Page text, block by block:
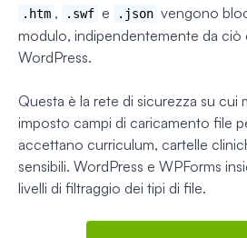
.htm , .swf e .json vengono
modulo, indipendentemente da
WordPress.
Questa è la rete di sicurezza su cui
imposto campi di caricamento file
accettano curriculum, cartelle
sensibili. WordPress e WPForms
livelli di filtraggio dei tipi di file.